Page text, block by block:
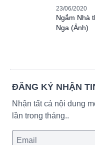
23/06/2020
Ngắm Nhà
Nga (Ảnh)
ĐĂNG KÝ NHẬN
Nhận tất cả nội dung
lần trong tháng..